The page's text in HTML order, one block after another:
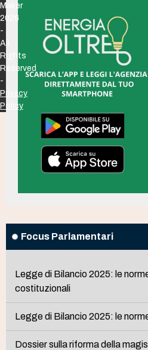
Focus Parlamentari
Legge di Bilancio 2025: le
costituzionali
Legge di Bilancio 2025: le
Dossier sulla riforma della
Maker
2026
-
All
Rights
Reserved
-
Privacy
Policy